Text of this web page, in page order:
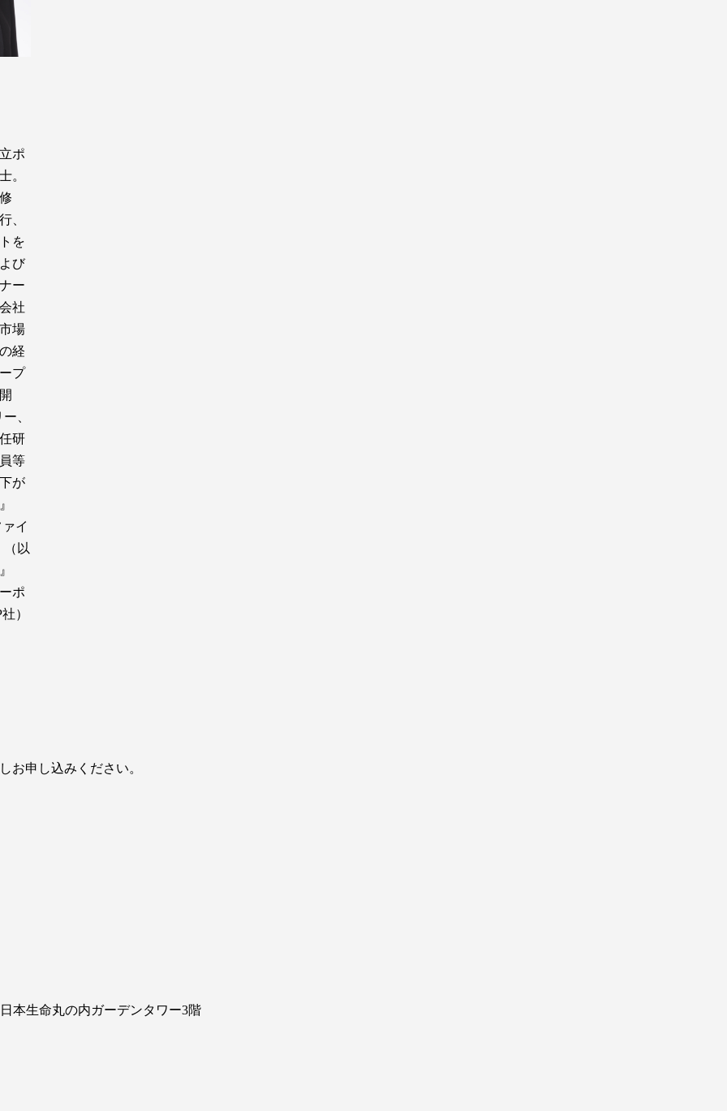
ポ
。
、
を
び
ー
社
場
経
プ
、
研
等
が
イ
以
ポ
）
お申し込みください。
本生命丸の内ガーデンタワー3階